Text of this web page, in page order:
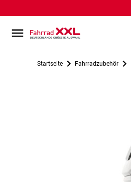
Startseite Fahrradzubehör